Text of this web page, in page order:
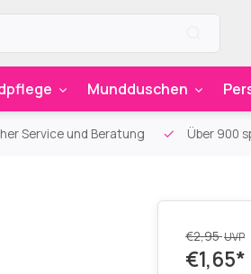
Mundduschen
Service und Beratung Über 900
€2,95UVP
€1,65*